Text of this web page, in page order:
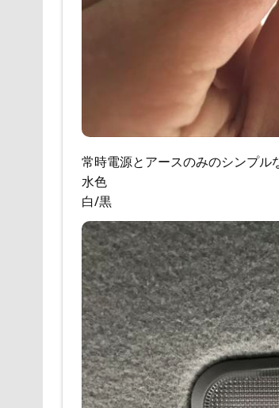
常時電源とアースのみのシンプル
水色
白/黒